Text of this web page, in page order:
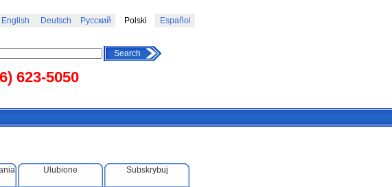
English Deutsch Русский Polski Español
623-5050
Search
Ulubione Subskrybuj